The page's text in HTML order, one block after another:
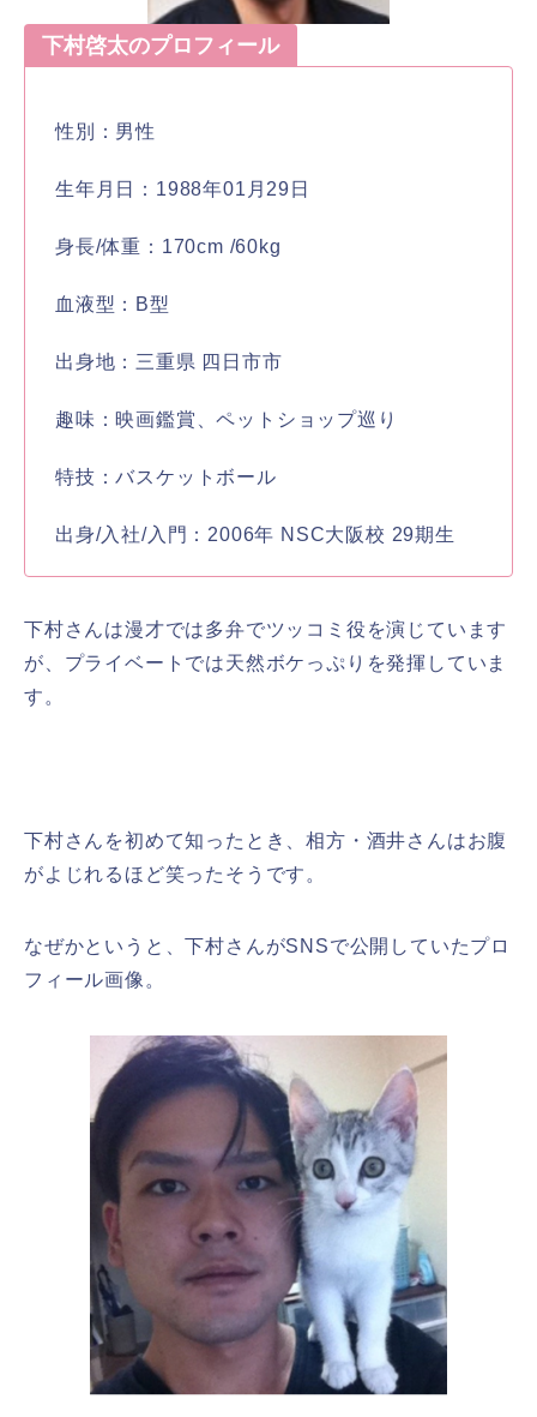
下村啓太のプロフィール
性別：男性
生年月日：1988年01月29日
身長/体重：170cm /60kg
血液型：B型
出身地：三重県 四日市市
趣味：映画鑑賞、ペットショップ巡り
特技：バスケットボール
出身/入社/入門：2006年 NSC大阪校 29期生
下村さんは漫才では多弁でツッコミ役を演じています
が、プライベートでは天然ボケっぷりを発揮していま
す。
下村さんを初めて知ったとき、相方・酒井さんはお腹
がよじれるほど笑ったそうです。
なぜかというと、下村さんがSNSで公開していたプロ
フィール画像。